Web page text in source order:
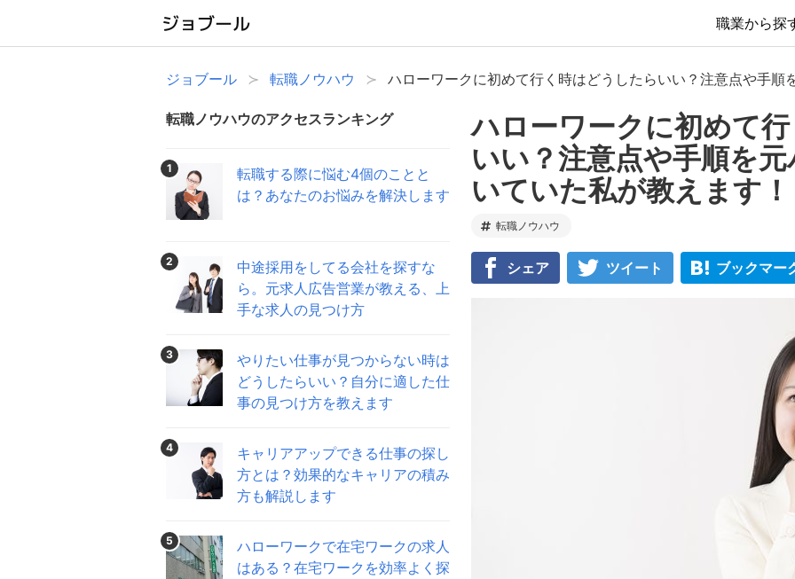
職業から探
ジョブール 転職ノウハウ ハローワークに初めて行く時はどうしたらいい？注意点や手
転職ノウハウのアクセスランキング
1
転職する際に悩む4個のことと
は？あなたのお悩みを解決します
2
中途採用をしてる会社を探すな
ら。元求人広告営業が教える、上
手な求人の見つけ方
3
やりたい仕事が見つからない時は
どうしたらいい？自分に適した仕
事の見つけ方を教えます
4
キャリアアップできる仕事の探し
方とは？効果的なキャリアの積み
方も解説します
5
ハローワークで在宅ワークの求人
はある？在宅ワークを効率よく探
ハローワークに初めて
いい？注意点や手順を
いていた私が教えます！
転職ノウハウ
シェア ツイート ブックマー